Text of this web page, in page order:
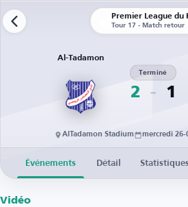
Tour 17 - Match retour
Al-Tadamon
2
Terminé
1
AlTadamon Stadium mercredi 26-
Événements Détail
Vidéo